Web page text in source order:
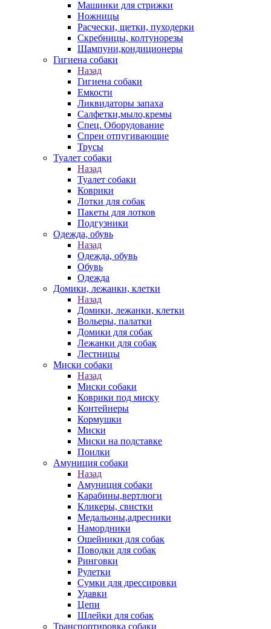
Машинки для стрижки
Ножницы
Расчески, щетки, пуходерки
Скребницы, колтунорезы
Шампуни,кондиционеры
Гигиена собаки
Назад
Гигиена собаки
Емкости
Ликвидаторы запаха
Салфетки,мыло,кремы
Спец. Оборудование
Спреи отпугивающие
Трусы
Туалет собаки
Назад
Туалет собаки
Коврики
Лотки для собак
Пакеты для лотков
Подгузники
Одежда, обувь
Назад
Одежда, обувь
Обувь
Одежда
Домики, лежанки, клетки
Назад
Домики, лежанки, клетки
Вольеры, палатки
Домики для собак
Лежанки для собак
Лестницы
Миски собаки
Назад
Миски собаки
Коврики под миску
Контейнеры
Кормушки
Миски
Миски на подставке
Поилки
Амуниция собаки
Назад
Амуниция собаки
Карабины,вертлюги
Кликеры, свистки
Медальоны,адресники
Намордники
Ошейники для собак
Поводки для собак
Ринговки
Рулетки
Сумки для дрессировки
Удавки
Цепи
Шлейки для собак
Транспортировка собаки